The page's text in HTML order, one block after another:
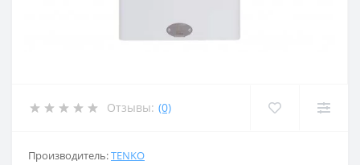
Отзывы: (0)
Производитель:TENKO